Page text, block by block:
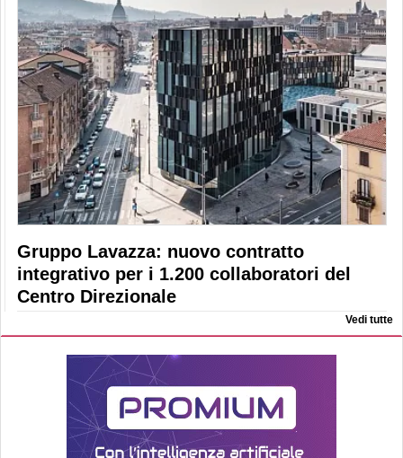
Gruppo Lavazza: nuovo contratto
integrativo per i 1.200 collaboratori del
Centro Direzionale
Vedi tutte